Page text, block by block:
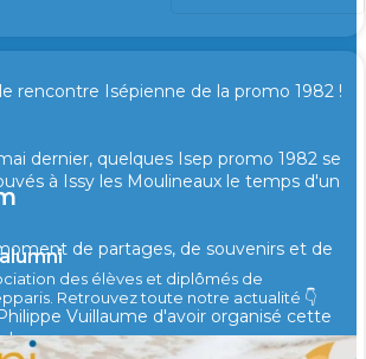
rencontre Isépienne de la promo 1982 !
dernier, quelques Isep promo 1982 se
à Issy les Moulineaux le temps d'un
de partages, de souvenirs et de
Vuillaume d'avoir organisé cette
!
des élèves et diplômés de
Retrouvez toute notre actualité 👇